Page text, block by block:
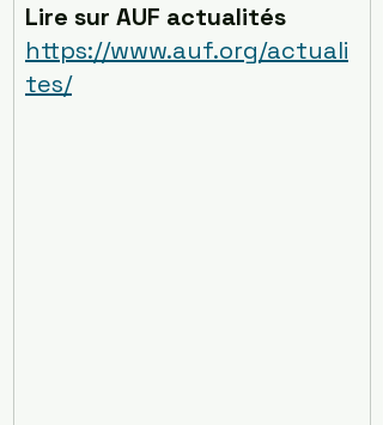
Lire sur AUF actualités
https://www.auf.org/actuali
tes/